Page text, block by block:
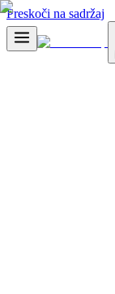
Preskoči na sadržaj